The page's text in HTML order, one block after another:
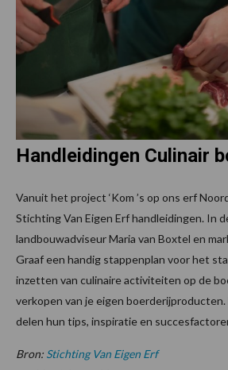
Handleidingen Culinair
Vanuit het project ‘Kom ’s op ons erf
Stichting Van Eigen Erf handleidingen. In
landbouwadviseur Maria van Boxtel en
Graaf een handig stappenplan voor het
inzetten van culinaire activiteiten op de
verkopen van je eigen
delen hun tips, inspiratie en
Bron: Stichting Van Eigen Erf